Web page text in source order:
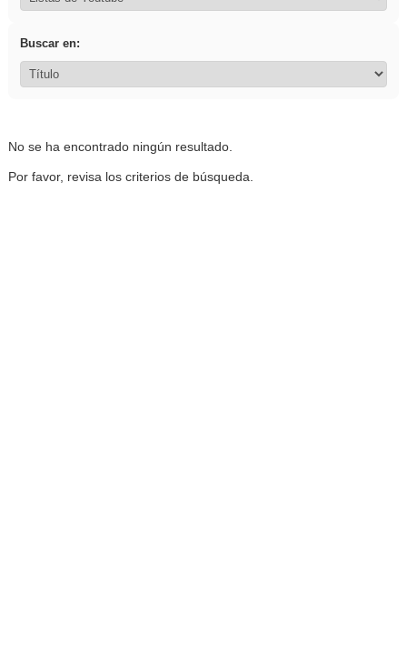
Buscar en:
No se ha encontrado ningún resultado.
Por favor, revisa los criterios de búsqueda.